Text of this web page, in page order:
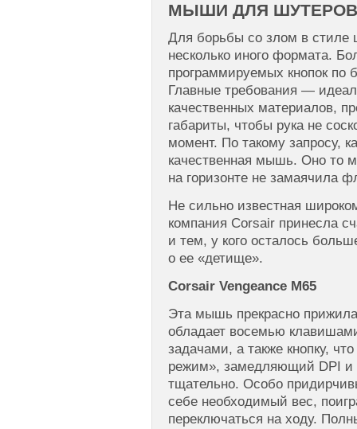
МЫШИ ДЛЯ ШУТЕРОВ
Для борьбы со злом в стиле
несколько иного формата.
программируемых кнопок по
Главные требования —
качественных материалов,
габариты, чтобы рука не
момент. По такому запросу,
качественная мышь. Оно то
на горизонте не замаячила
Не сильно известная
компания Corsair принесла
и тем, у кого осталось
о ее «детище».
Corsair Vengeance M65
Эта мышь прекрасно
обладает восемью
задачами, а также кнопку,
режим», замедляющий DPI и
тщательно. Особо
себе необходимый вес,
переключаться на ходу.